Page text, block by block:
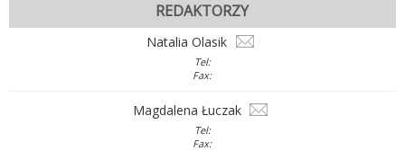
REDAKTORZY
Natalia Olasik
Tel:
Fax:
Magdalena Łuczak
Tel:
Fax: